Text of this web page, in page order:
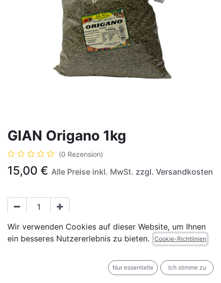
GIAN Origano 1kg
(0 Rezension)
15,00 € Alle Preise inkl. MwSt. zzgl. Versandkosten
IN DEN WARENKORB JETZT KAUFEN
Wir verwenden Cookies auf dieser Website, um Ihnen
ein besseres Nutzererlebnis zu bieten.
Cookie-Richtlinien
Nur essentielle Ich stimme zu